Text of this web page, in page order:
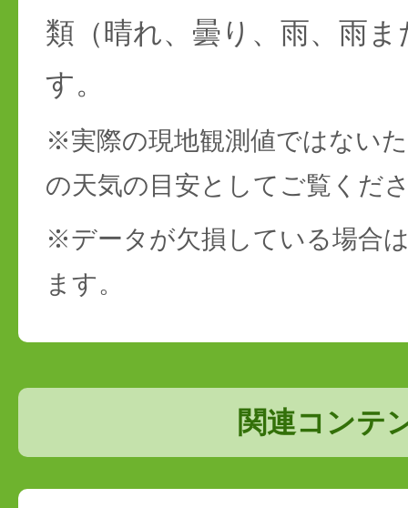
類（晴れ、曇り、雨、雨
す。
※実際の現地観測値ではない
の天気の目安としてご覧くだ
※データが欠損している場合
ます。
関連コンテ